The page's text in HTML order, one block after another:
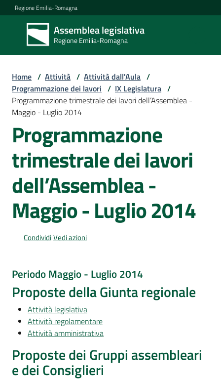
Vai al contenuto
Vai alla navigazione
Vai al footer
Regione Emilia-Romagna
Assemblea legislativa
Regione Emilia-Romagna
Assemblea
legislativa
Regione Emilia-
Assemblea
Attività
Argomenti
Per
i
cittadini
Home / Attività / Attività dall'Aula /
Programmazione dei lavori / IX Legislatura /
Programmazione trimestrale dei lavori dell’Assemblea -
Maggio - Luglio 2014
Programmazione
trimestrale dei lavori
dell’Assemblea -
Maggio - Luglio 2014
CondividiVedi azioni
Periodo Maggio - Luglio 2014
Proposte della Giunta regionale
Attività legislativa
Attività regolamentare
Attività amministrativa
Proposte dei Gruppi assembleari
e dei Consiglieri